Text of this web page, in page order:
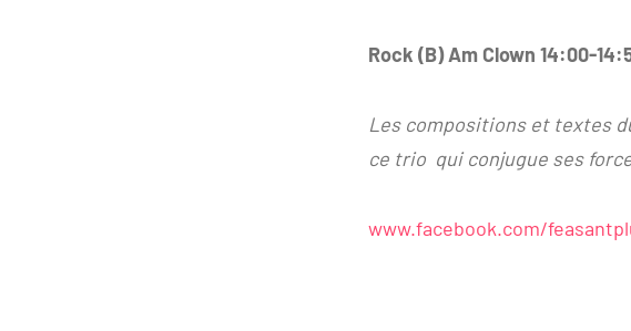
Rock (B) Am Clown 14:00-
Les compositions et textes
ce trio qui conjugue ses
www.facebook.com/